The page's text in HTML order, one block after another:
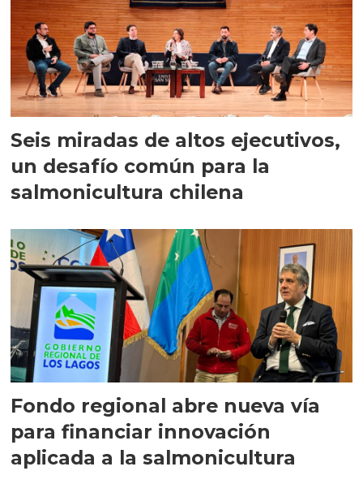
Seis miradas de altos ejecutivos,
un desafío común para la
salmonicultura chilena
Fondo regional abre nueva vía
para financiar innovación
aplicada a la salmonicultura